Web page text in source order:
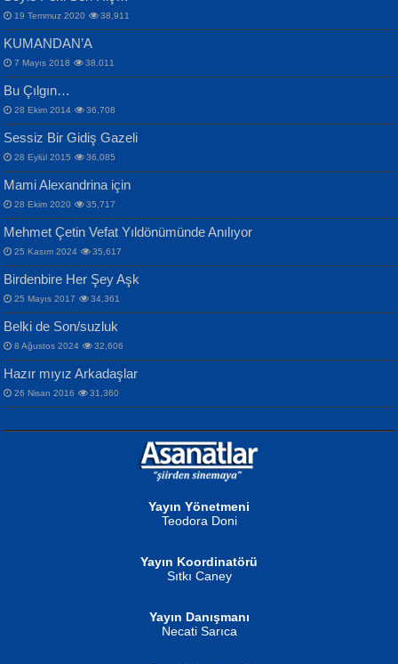
İPEK ACAR SERT
Gazze’nin Şecaati, Ümmetin İmtihanı...
MAHMUT GÜRBÜZ
İbrahim Olmak ve Bitirebilmek...
NURAN KÖSE BAYDAR
Selahattin Yıldız
İdrakimle Üşürken...
Songül Özel
Mahzen...
Ben Deniz Değilim ki...
ERDEM BAYAZIT
Sana, Bana, Vatanıma, Ülkemin
İnsanlarına Dair...
NAZIM HİKMET RAN
Bir Cezaevinde, Tecritteki Adamın
Mektupları...
19 Temmuz 2020 38,911
KUMANDAN’A
7 Mayıs 2018 38,011
Bu Çılgın…
28 Ekim 2014 36,708
Sessiz Bir Gidiş Gazeli
28 Eylül 2015 36,085
Mami Alexandrina için
28 Ekim 2020 35,717
Mehmet Çetin Vefat Yıldönümünde Anılıyor
25 Kasım 2024 35,617
Birdenbire Her Şey Aşk
25 Mayıs 2017 34,361
Belki de Son/suzluk
8 Ağustos 2024 32,606
Hazır mıyız Arkadaşlar
26 Nisan 2016 31,360
Yayın Yönetmeni
Teodora Doni
Yayın Koordinatörü
Sıtkı Caney
Yayın Danışmanı
Necati Sarıca